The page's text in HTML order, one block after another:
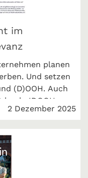
im
planen
Und setzen
(D)OOH. Auch
hoch. IDOOH
2 Dezember 2025